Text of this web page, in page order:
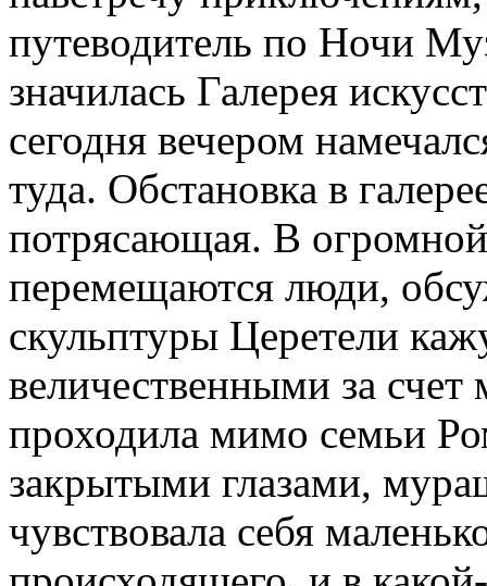
путеводитель по Ночи
значилась Галерея
сегодня вечером
туда. Обстановка в
потрясающая. В
перемещаются люди,
скульптуры Церетели
величественными за
проходила мимо семьи
закрытыми глазами,
чувствовала себя